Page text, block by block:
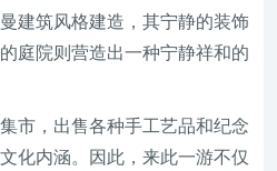
建筑风格建造，其宁静的装饰
庭院则营造出一种宁静祥和的
市，出售各种手工艺品和纪念
化内涵。因此，来此一游不仅